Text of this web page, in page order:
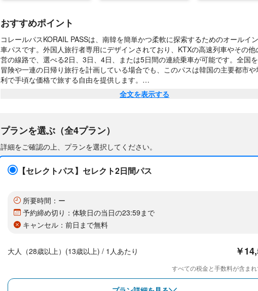
おすすめポイント
コレールパスKORAIL PASSは、南韓を簡単かつ柔軟に探索するためのオールイ
車パスです。外国人旅行者専用にデザインされており、KTXの高速列車やその他
営の線路で、選べる2日、3日、4日、または5日間の連続乗車が可能です。全国
冒険や一連の日帰り旅行を計画している場合でも、このパスは韓国の主要都市
利で手頃な価格で旅する自由を提供します。
コレールパスKORAIL PASSを使用することで、韓国の信頼性の高い高速鉄道ネ
トフードの探求、古代の宮殿の訪問など、ストレスなく旅行しながら、別々の
多様性を示す風光明媚なルートをお楽しみいただけます。
全文を表示する
プランを選ぶ（全4プラン）
詳細をご確認の上、プランを選択してください。
【セレクトパス】セレクト2日間パス
所要時間：ー
予約締め切り：体験日の当日の23:59まで
キャンセル：前日まで無料
大人（28歳以上）(13歳以上) / 1人あたり ￥
すべての税金と手数料が含ま